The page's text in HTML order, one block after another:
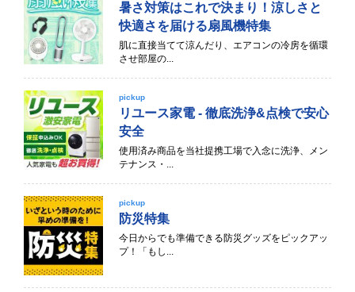
暑さ対策はこれで決まり！涼しさと
快適さを届ける扇風機特集
肌に直接当てて涼んだり、エアコンの冷房を循環
させ部屋の...
pickup
リユース家電 - 徹底洗浄&点検で安心
安全
使用済み商品を当社提携工場で入念に洗浄、メン
テナンス・...
pickup
防災特集
今日からでも準備できる防災グッズをピックアッ
プ！「もし...